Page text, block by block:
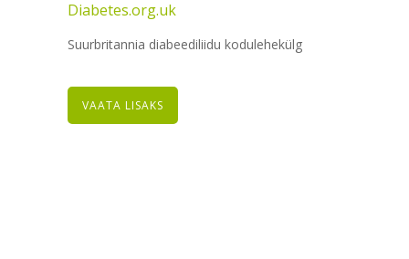
Diabetes.org.uk
Suurbritannia diabeediliidu kodulehekülg
VAATA LISAKS